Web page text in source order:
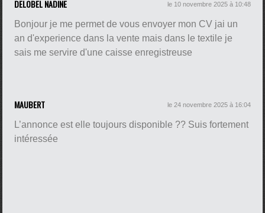
DELOBEL NADINE le 10 novembre 2025 à 10:48
Bonjour je me permet de vous envoyer mon CV jai un
an d'experience dans la vente mais dans le textile je
sais me servire d'une caisse enregistreuse
MAUBERT le 24 novembre 2025 à 16:04
L’annonce est elle toujours disponible ?? Suis fortement
intéressée